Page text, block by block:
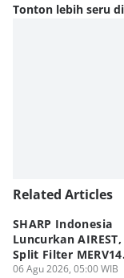
Tonton lebih seru di
Related Articles
SHARP Indonesia
Luncurkan AIREST,
Split Filter MERV14
Perdana!
06 Agu 2026, 05:00 WIB